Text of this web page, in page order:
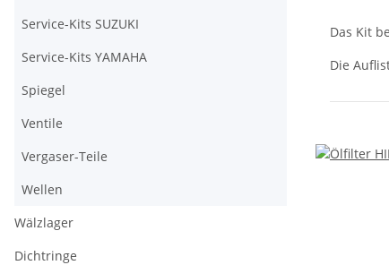
Das Kit
Die
Service-Kits SUZUKI
Service-Kits YAMAHA
Spiegel
Ventile
Vergaser-Teile
Wellen
Wälzlager
Dichtringe